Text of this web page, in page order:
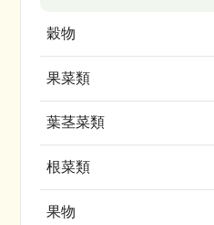
穀物
果菜類
葉茎菜類
根菜類
果物